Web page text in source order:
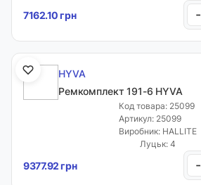
7162.10 грн -
HYVA
Ремкомплект 191-6 HYVA
Код товара: 25099
Артикул: 25099
Виробник: HALLITE
Луцьк: 4
9377.92 грн -